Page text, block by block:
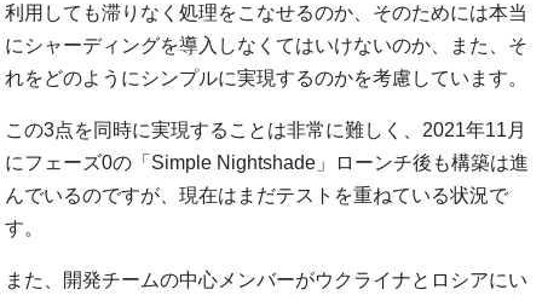
利用しても滞りなく処理をこなせるのか、そのためには本当
にシャーディングを導入しなくてはいけないのか、また、そ
れをどのようにシンプルに実現するのかを考慮しています。
この3点を同時に実現することは非常に難しく、2021年11月
にフェーズ0の「Simple Nightshade」ローンチ後も構築は進
んでいるのですが、現在はまだテストを重ねている状況で
す。
また、開発チームの中心メンバーがウクライナとロシアにい